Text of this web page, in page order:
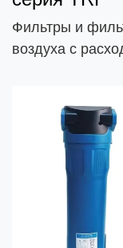
Фильтры и
воздуха с